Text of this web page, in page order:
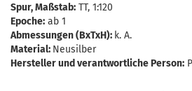
Spur, Maßstab: TT, 1:120
Epoche: ab 1
Abmessungen (BxTxH): k. A.
Material: Neusilber
Hersteller und verantwortliche Person: